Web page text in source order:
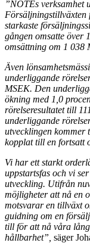
”NOTEs verksamhet
starkaste
gången omsatte över
omsättning om 1 038
Även
underliggande
MSEK. Den
ökning med 1,0
rörelseresultatet till
underliggande
utvecklingen kommer
kopplat till en fortsatt
Vi har ett starkt
uppstartsfas och vi
utveckling. Utifrån
möjligheter att nå en
motsvarar en tillväxt
guidning om en
till för att nå våra
hållbarhet”, säger